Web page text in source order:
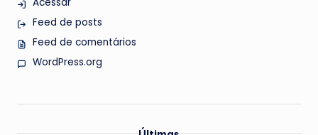
Feed de posts
Feed de comentários
WordPress.org